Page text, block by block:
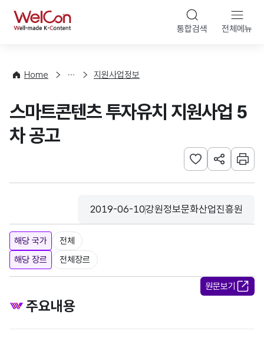
WelCon 통합검색 전체메뉴
Home
사
청
지원사업정보
스마트콘텐츠 투자유치 지원사업 5
차 공고
관심사 등록하기
URL 공유하
인쇄
등록일
2019-06-10
수집기관
강원정보문화산업진흥원
해당 국가
전체
해당 장르
전체장르
원문보기
주요내용